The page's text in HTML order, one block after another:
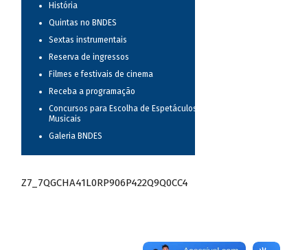
História
Quintas no BNDES
Sextas instrumentais
Reserva de ingressos
Filmes e festivais de cinema
Receba a programação
Concursos para Escolha de Espetáculos
Musicais
Galeria BNDES
Z7_7QGCHA41L0RP906P422Q9Q0CC4